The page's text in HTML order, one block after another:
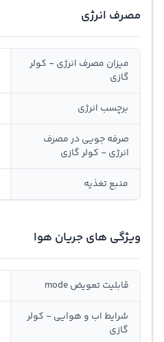
مصرف انرژی
میزان مصرف انرژی - کولر
گازی
برچسب انرژی
صرفه جویی در مصرف
انرژی - کولر گازی
منبع تغذیه
ویژگی های جریان هوا
قابلیت تعویض mode
شرایط اب و هوایی - کولر
گازی